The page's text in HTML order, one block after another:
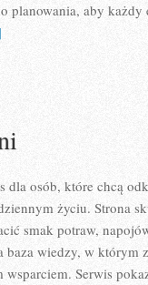
planowania, aby każdy
dla osób, które chcą
życiu. Strona
smak potraw,
baza wiedzy, w którym
wsparciem. Serwis